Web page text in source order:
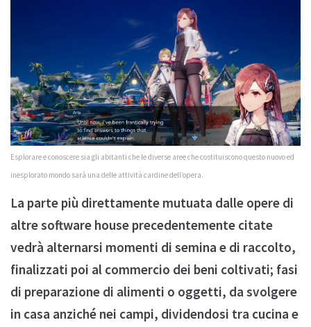
Esplorare e conoscere sia gli abitanti che le diverse aree che costituiscono questo nuovo ed
inesplorato mondo sarà una delle attività cardine dell’opera.
La parte più direttamente mutuata dalle opere di
altre software house precedentemente citate
vedrà alternarsi momenti di semina e di raccolto,
finalizzati poi al commercio dei beni coltivati; fasi
di preparazione di alimenti o oggetti, da svolgere
in casa anziché nei campi, dividendosi tra cucina e